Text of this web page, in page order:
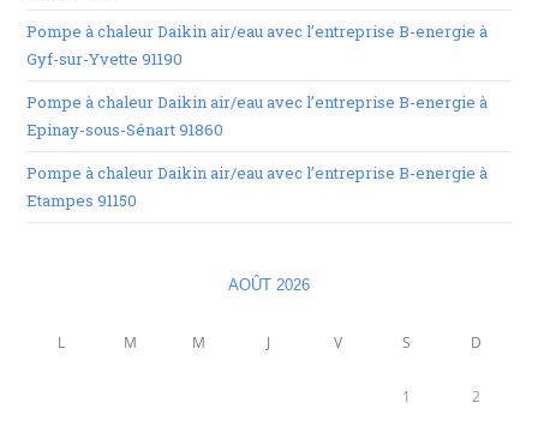
Pompe à chaleur Daikin air/eau avec l’entreprise B-energie à
Gyf-sur-Yvette 91190
Pompe à chaleur Daikin air/eau avec l’entreprise B-energie à
Epinay-sous-Sénart 91860
Pompe à chaleur Daikin air/eau avec l’entreprise B-energie à
Etampes 91150
AOÛT 2026
L M M J V S D
1 2